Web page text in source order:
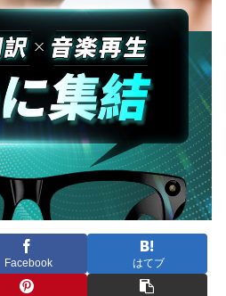
Facebook はてブ